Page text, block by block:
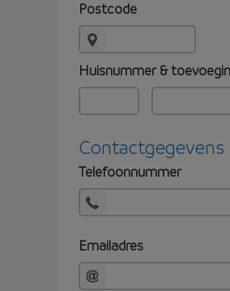
Postcode
Huisnummer &
Contactgegevens
Telefoonnummer
Emailadres